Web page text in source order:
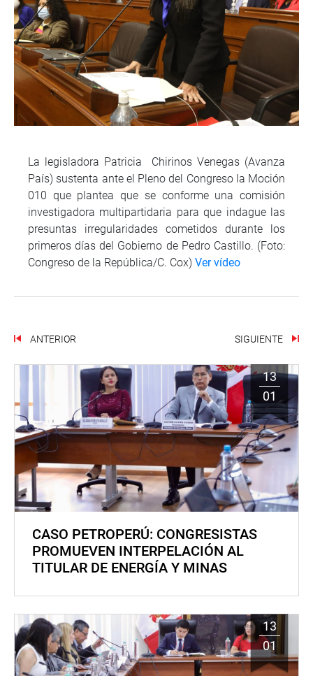
La legisladora Patricia Chirinos Venegas (Avanza
País) sustenta ante el Pleno del Congreso la Moción
010 que plantea que se conforme una comisión
investigadora multipartidaria para que indague las
presuntas irregularidades cometidos durante los
primeros días del Gobierno de Pedro Castillo. (Foto:
Congreso de la República/C. Cox) Ver vídeo
ANTERIOR SIGUIENTE
13
01
CASO PETROPERÚ: CONGRESISTAS
PROMUEVEN INTERPELACIÓN AL
TITULAR DE ENERGÍA Y MINAS
13
01